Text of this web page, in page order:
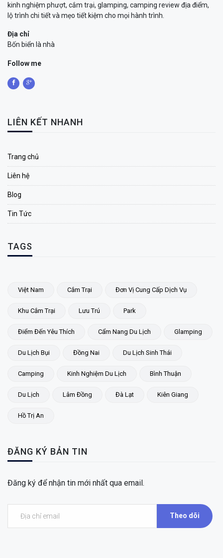
kinh nghiệm phượt, cắm trại, glamping, camping review địa điểm,
lộ trình chi tiết và mẹo tiết kiệm cho mọi hành trình.
Địa chỉ
Bốn biển là nhà
Follow me
LIÊN KẾT NHANH
Trang chủ
Liên hệ
Blog
Tin Tức
TAGS
Việt Nam Cắm Trại Đơn Vị Cung Cấp Dịch Vụ
Khu Cắm Trại Lưu Trú Park
Điểm Đến Yêu Thích Cẩm Nang Du Lịch Glamping
Du Lịch Bụi Đồng Nai Du Lịch Sinh Thái
Camping Kinh Nghiệm Du Lịch Bình Thuận
Du Lịch Lâm Đồng Đà Lạt Kiên Giang
Hồ Trị An
ĐĂNG KÝ BẢN TIN
Đăng ký để nhận tin mới nhất qua email.
Theo dõi